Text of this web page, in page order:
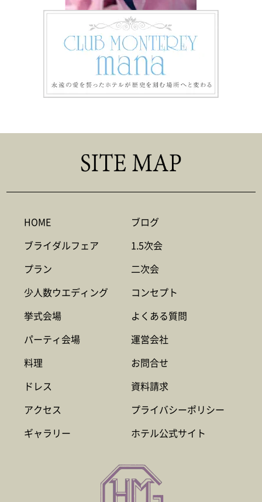
HOME
ブライダルフェア
プラン
少人数ウエディング
挙式会場
パーティ会場
料理
ドレス
アクセス
ギャラリー
ブログ
1.5次会
二次会
コンセプト
よくある質問
運営会社
お問合せ
資料請求
プライバシーポリシー
ホテル公式サイト